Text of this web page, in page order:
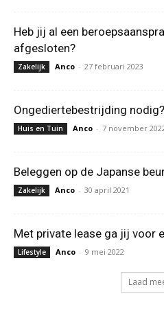
Heb jij al een
afgesloten?
Zakelijk Anco - 27 februari 2023
Ongediertebestrijding
Huis en Tuin Anco - 7 november
Beleggen op de Japanse
Zakelijk Anco - 30 april 2021
Met private lease ga jij voor
Lifestyle Anco - 9 mei 2022
Laad